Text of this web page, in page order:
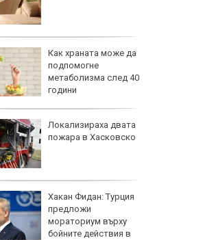
Как храната може да
подпомогне
метаболизма след 40
години
Локализираха двата
пожара в Хасковско
Хакан Фидан: Турция
предложи
мораториум върху
бойните действия в